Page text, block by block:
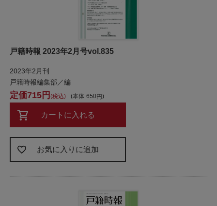
戸籍時報 2023年2月号vol.835
2023年2月刊
戸籍時報編集部／編
本体 650
715 税込
カートに入れる
お気に入りに追加